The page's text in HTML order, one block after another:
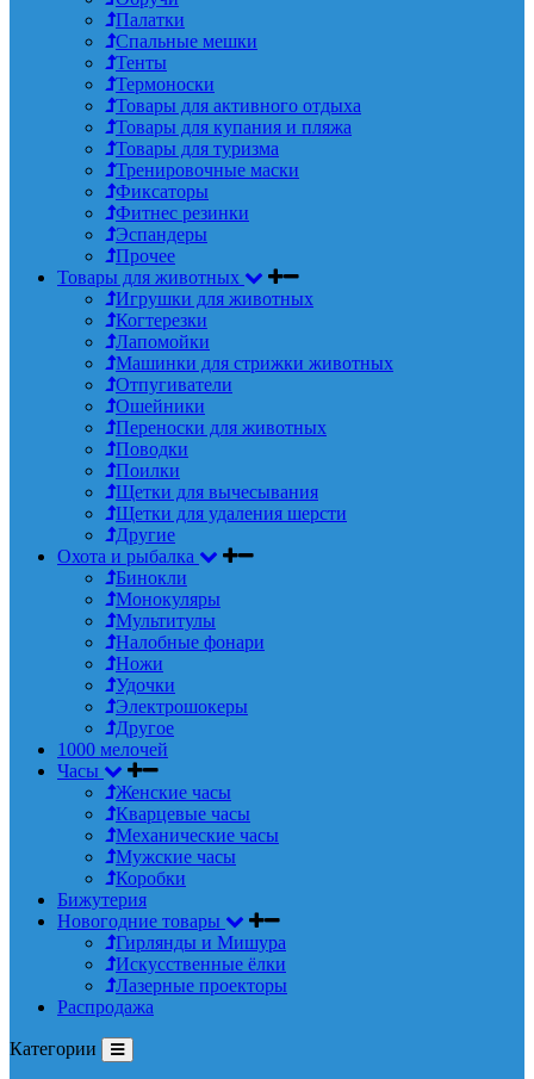
Палатки
Спальные мешки
Тенты
Термоноски
Товары для активного отдыха
Товары для купания и пляжа
Товары для туризма
Тренировочные маски
Фиксаторы
Фитнес резинки
Эспандеры
Прочее
Товары для животных
Игрушки для животных
Когтерезки
Лапомойки
Машинки для стрижки животных
Отпугиватели
Ошейники
Переноски для животных
Поводки
Поилки
Щетки для вычесывания
Щетки для удаления шерсти
Другие
Охота и рыбалка
Бинокли
Монокуляры
Мультитулы
Налобные фонари
Ножи
Удочки
Электрошокеры
Другое
1000 мелочей
Часы
Женские часы
Кварцевые часы
Механические часы
Мужские часы
Коробки
Бижутерия
Новогодние товары
Гирлянды и Мишура
Искусственные ёлки
Лазерные проекторы
Распродажа
Категории